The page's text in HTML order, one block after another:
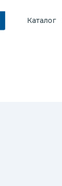
Каталог